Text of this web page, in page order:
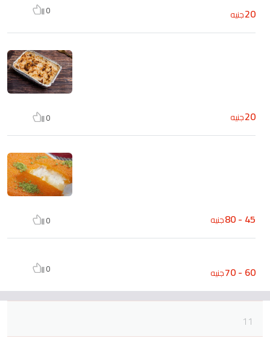
20جنيه 0
20جنيه 0
45 - 80 جنيه 0
60 - 70 جنيه 0
11